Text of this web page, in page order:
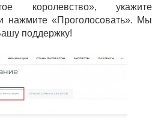
королевство», укажите
нажмите «Проголосовать». Мы
поддержку!